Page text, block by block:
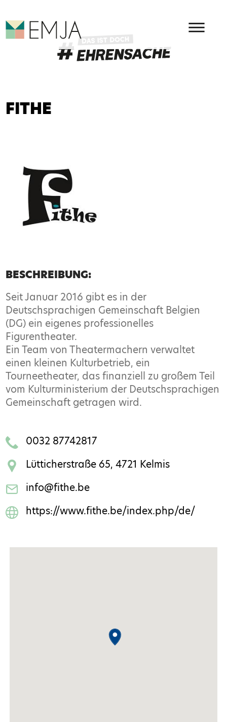
HAUPMENÜ
EMJA - EHRENAMT IN
FITHE
BESCHREIBUNG:
Seit Januar 2016 gibt es in der
Deutschsprachigen Gemeinschaft Belgien
(DG) ein eigenes professionelles
Figurentheater.
Ein Team von Theatermachern verwaltet
einen kleinen Kulturbetrieb, ein
Tourneetheater, das finanziell zu großem Teil
vom Kulturministerium der Deutschsprachigen
Gemeinschaft getragen wird.
0032 87742817
Lütticherstraße 65, 4721 Kelmis
info@fithe.be
https://www.fithe.be/index.php/de/